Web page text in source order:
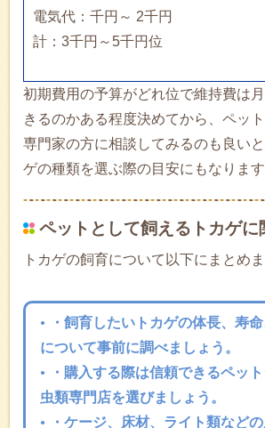
電気代：千円～ 2千円
計：3千円～5千円位
初期費用の予算がどれ位で維持費は
きるのかある程度決めてから、ペッ
専門家の方に相談してみるのも良い
ゲの種類を選ぶ際の目安にもなります
ペットとして飼えるトカゲに
トカゲの飼育について以下にまとめま
・飼育したいトカゲの体長、寿
について事前に調べましょう。
・購入する際は信頼できるペッ
虫類専門店を選びましょう。
・ケージ、床材、ライト類など